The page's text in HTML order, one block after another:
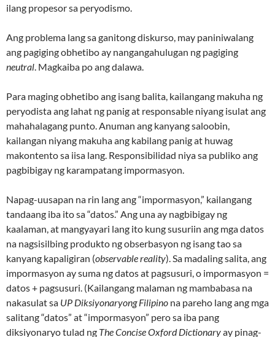
ilang propesor sa peryodismo.
Ang problema lang sa ganitong diskurso, may paniniwalang
ang pagiging obhetibo ay nangangahulugan ng pagiging
neutral. Magkaiba po ang dalawa.
Para maging obhetibo ang isang balita, kailangang makuha ng
peryodista ang lahat ng panig at responsable niyang isulat ang
mahahalagang punto. Anuman ang kanyang saloobin,
kailangan niyang makuha ang kabilang panig at huwag
makontento sa iisa lang. Responsibilidad niya sa publiko ang
pagbibigay ng karampatang impormasyon.
Napag-uusapan na rin lang ang “impormasyon,” kailangang
tandaang iba ito sa “datos.” Ang una ay nagbibigay ng
kaalaman, at mangyayari lang ito kung susuriin ang mga datos
na nagsisilbing produkto ng obserbasyon ng isang tao sa
kanyang kapaligiran (observable reality). Sa madaling salita, ang
impormasyon ay suma ng datos at pagsusuri, o impormasyon =
datos + pagsusuri. (Kailangang malaman ng mambabasa na
nakasulat sa UP Diksiyonaryong Filipino na pareho lang ang mga
salitang “datos” at “impormasyon” pero sa iba pang
diksiyonaryo tulad ng The Concise Oxford Dictionaryay pinag-